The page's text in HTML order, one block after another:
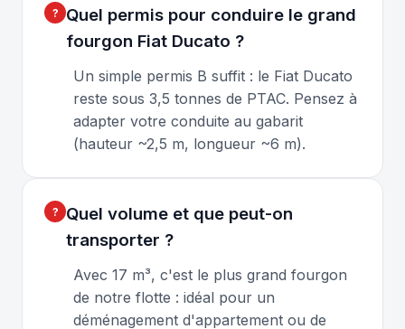
Quel permis pour conduire le grand
fourgon Fiat Ducato ?
Un simple permis B suffit : le Fiat Ducato
reste sous 3,5 tonnes de PTAC. Pensez à
adapter votre conduite au gabarit
(hauteur ~2,5 m, longueur ~6 m).
Quel volume et que peut-on
transporter ?
Avec 17 m³, c'est le plus grand fourgon
de notre flotte : idéal pour un
déménagement d'appartement ou de